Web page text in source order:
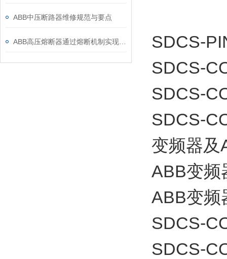
ABB中压断路器维修规范与要点
SDCS-
SDCS-
SDCS-
SDCS-
变频器及
ABB变
ABB变频
SDCS-
SDCS-